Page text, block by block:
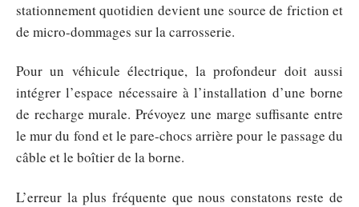
stationnement quotidien devient une source de friction et
de micro-dommages sur la carrosserie.
Pour un véhicule électrique, la profondeur doit aussi
intégrer l’espace nécessaire à l’installation d’une borne
de recharge murale. Prévoyez une marge suffisante entre
le mur du fond et le pare-chocs arrière pour le passage du
câble et le boîtier de la borne.
L’erreur la plus fréquente que nous constatons reste de